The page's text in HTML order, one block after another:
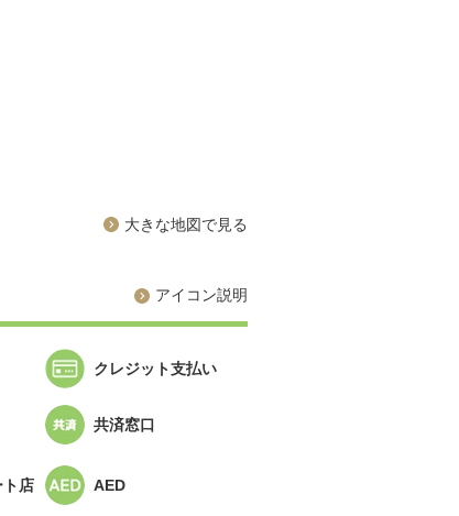
大きな地図で見る
アイコン説明
クレジット支払い
共済窓口
ト店 AED